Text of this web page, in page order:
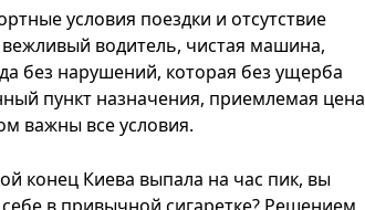
условия поездки и отсутствие
водитель, чистая машина,
без нарушений, которая без ущерба
пункт назначения, приемлемая цена
важны все условия.
конец Киева выпала на час пик, вы